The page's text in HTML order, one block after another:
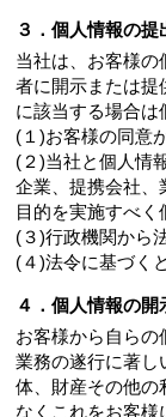
３．個人情報の提
当社は、お客様の
者に開示または提
に該当する場合は
(１)お客様の同意
(２)当社と個人情
企業、提携会社、
目的を実施すべく
(３)行政機関から
(４)法令に基づく
４．個人情報の
お客様から自らの
業務の遂行に著し
体、財産その他の
なくこれをお客様